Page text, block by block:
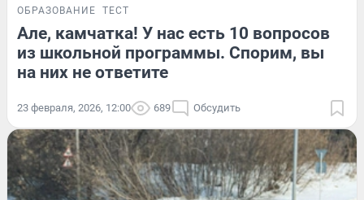
ОБРАЗОВАНИЕ ТЕСТ
Але, камчатка! У нас есть 10 вопросов
из школьной программы. Спорим, вы
на них не ответите
23 февраля, 2026, 12:00 689 Обсудить